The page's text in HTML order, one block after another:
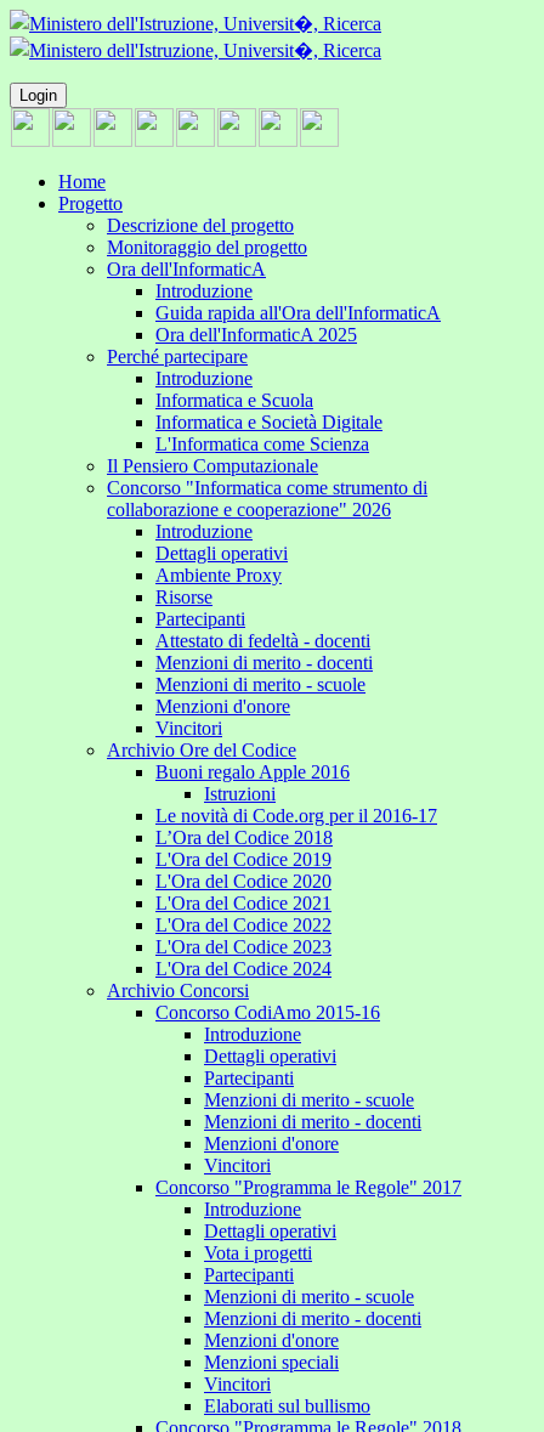
Login
Home
Progetto
Descrizione del progetto
Monitoraggio del progetto
Ora dell'InformaticA
Introduzione
Guida rapida all'Ora dell'InformaticA
Ora dell'InformaticA 2025
Perché partecipare
Introduzione
Informatica e Scuola
Informatica e Società Digitale
L'Informatica come Scienza
Il Pensiero Computazionale
Concorso "Informatica come strumento di
collaborazione e cooperazione" 2026
Introduzione
Dettagli operativi
Ambiente Proxy
Risorse
Partecipanti
Attestato di fedeltà - docenti
Menzioni di merito - docenti
Menzioni di merito - scuole
Menzioni d'onore
Vincitori
Archivio Ore del Codice
Buoni regalo Apple 2016
Istruzioni
Le novità di Code.org per il 2016-17
L’Ora del Codice 2018
L'Ora del Codice 2019
L'Ora del Codice 2020
L'Ora del Codice 2021
L'Ora del Codice 2022
L'Ora del Codice 2023
L'Ora del Codice 2024
Archivio Concorsi
Concorso CodiAmo 2015-16
Introduzione
Dettagli operativi
Partecipanti
Menzioni di merito - scuole
Menzioni di merito - docenti
Menzioni d'onore
Vincitori
Concorso "Programma le Regole" 2017
Introduzione
Dettagli operativi
Vota i progetti
Partecipanti
Menzioni di merito - scuole
Menzioni di merito - docenti
Menzioni d'onore
Menzioni speciali
Vincitori
Elaborati sul bullismo
Concorso "Programma le Regole" 2018